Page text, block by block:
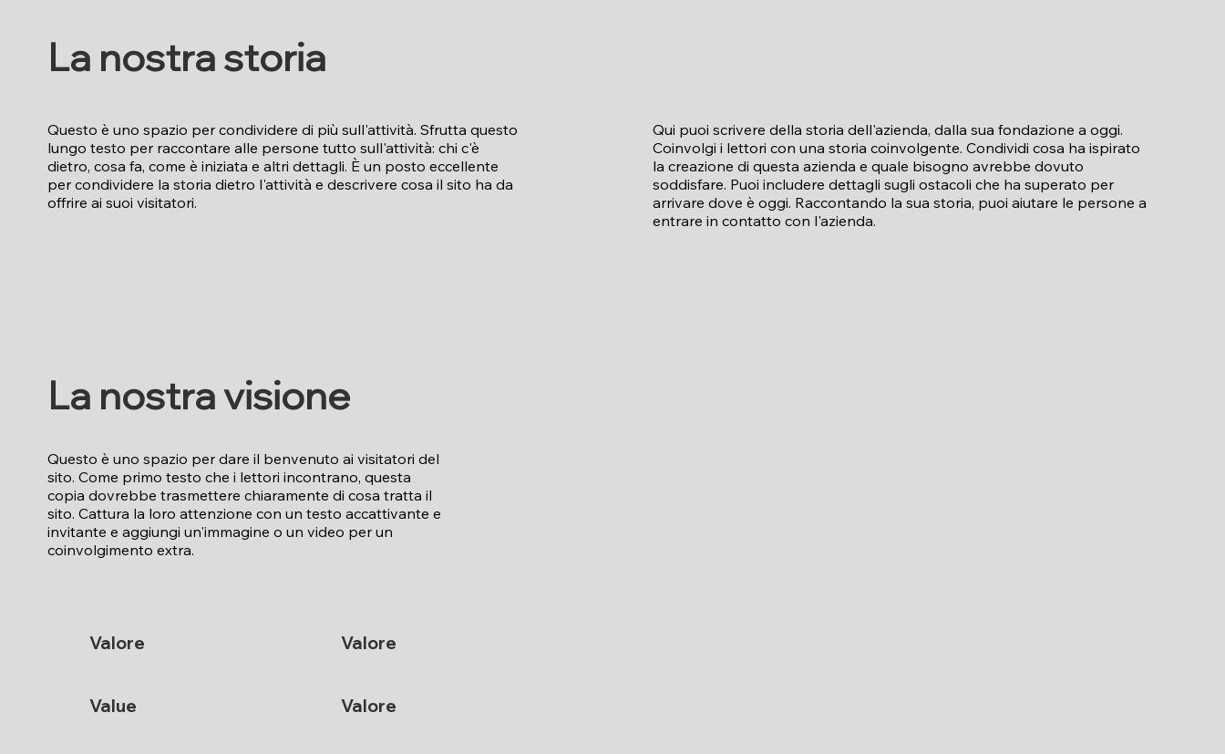
La nostra storia
Questo è uno spazio per condividere di più sull'attività. Sfrutta questo
lungo testo per raccontare alle persone tutto sull'attività: chi c'è
dietro, cosa fa, come è iniziata e altri dettagli. È un posto eccellente
per condividere la storia dietro l'attività e descrivere cosa il sito ha da
offrire ai suoi visitatori.
Qui puoi scrivere della storia dell'azienda, dalla sua fondazione a oggi.
Coinvolgi i lettori con una storia coinvolgente. Condividi cosa ha ispirato
la creazione di questa azienda e quale bisogno avrebbe dovuto
soddisfare. Puoi includere dettagli sugli ostacoli che ha superato per
arrivare dove è oggi. Raccontando la sua storia, puoi aiutare le persone a
entrare in contatto con l'azienda.
Questo è uno spazio per dare il benvenuto ai visitatori del
sito. Come primo testo che i lettori incontrano, questa
copia dovrebbe trasmettere chiaramente di cosa tratta il
sito. Cattura la loro attenzione con un testo accattivante e
invitante e aggiungi un'immagine o un video per un
coinvolgimento extra.
La nostra visione
Valore Valore
Value Valore